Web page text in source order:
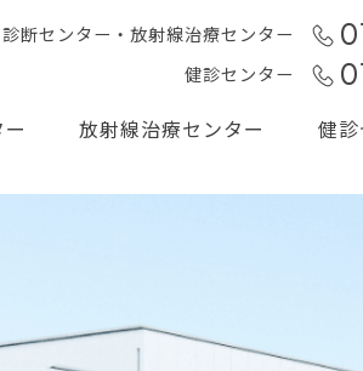
断センター・放射線治療センター
健診センター
放射線治療センター 健